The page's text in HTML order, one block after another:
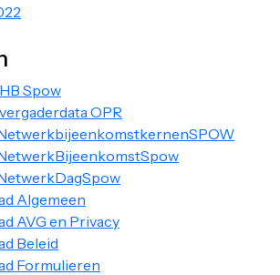
Spow
OPR
Algemeen
AVG en Privacy
Beleid
Formulieren